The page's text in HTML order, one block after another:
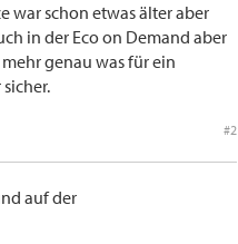
war schon etwas älter aber
in der Eco on Demand aber
genau was für ein
#2
auf der